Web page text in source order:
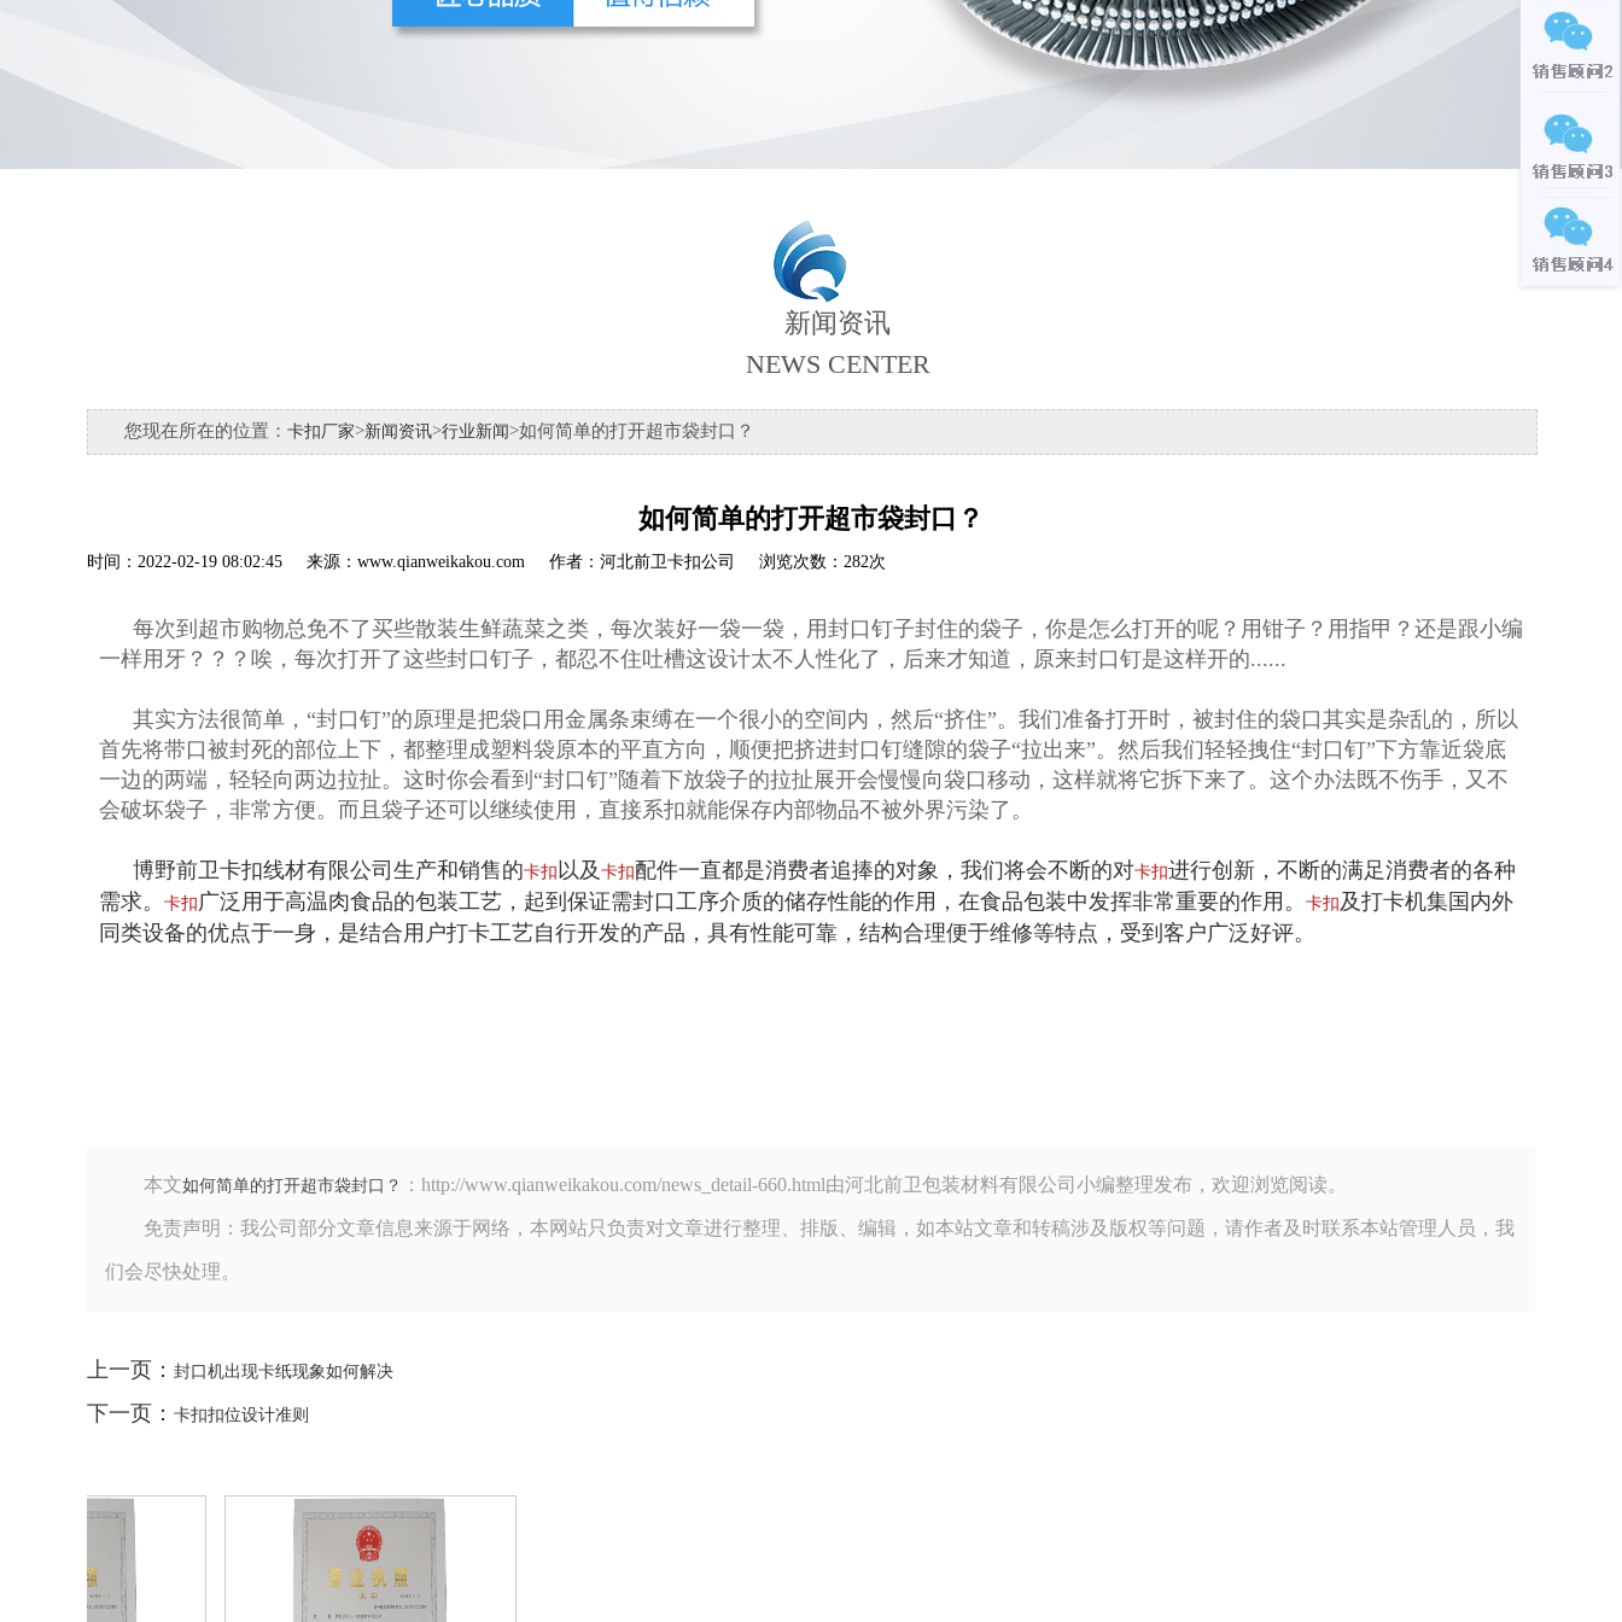
新闻资讯
NEWS CENTER
您现在所在的位置： 卡扣厂家>新闻资讯>行业新闻>如何简单的打开超市袋封口？
如何简单的打开超市袋封口？
时间：2022-02-19 08:02:45 来源：www.qianweikakou.com 作者：河北前卫卡扣公司 浏览次数：282次
每次到超市购物总免不了买些散装生鲜蔬菜之类，每次装好一袋一袋，用封口钉子封住的袋子，你是怎么打开的呢？用钳子？用指甲？还是跟小编
一样用牙？？？唉，每次打开了这些封口钉子，都忍不住吐槽这设计太不人性化了，后来才知道，原来封口钉是这样开的......
其实方法很简单，“封口钉”的原理是把袋口用金属条束缚在一个很小的空间内，然后“挤住”。我们准备打开时，被封住的袋口其实是杂乱的，所以
首先将带口被封死的部位上下，都整理成塑料袋原本的平直方向，顺便把挤进封口钉缝隙的袋子“拉出来”。然后我们轻轻拽住“封口钉”下方靠近袋底
一边的两端，轻轻向两边拉扯。这时你会看到“封口钉”随着下放袋子的拉扯展开会慢慢向袋口移动，这样就将它拆下来了。这个办法既不伤手，又不
会破坏袋子，非常方便。而且袋子还可以继续使用，直接系扣就能保存内部物品不被外界污染了。
博野前卫卡扣线材有限公司生产和销售的卡扣 以及 卡扣配件一直都是消费者追捧的对象，我们将会不断的对卡扣进行创新，不断的满足消费者的各种
需求。
卡扣 广泛用于高温肉食品的包装工艺，起到保证需封口工序介质的储存性能的作用，在食品包装中发挥非常重要的作用。 卡扣及打卡机集国内外
同类设备的优点于一身，是结合用户打卡工艺自行开发的产品，具有性能可靠，结构合理便于维修等特点，受到客户广泛好评。
本文如何简单的打开超市袋封口？ ：http://www.qianweikakou.com/news_detail-660.html由河北前卫包装材料有限公司小编整理发布，欢迎浏览阅读。
免责声明：我公司部分文章信息来源于网络，本网站只负责对文章进行整理、排版、编辑，如本站文章和转稿涉及版权等问题，请作者及时联系本站管理人员，我
们会尽快处理。
上一页： 封口机出现卡纸现象如何解决
下一页： 卡扣扣位设计准则